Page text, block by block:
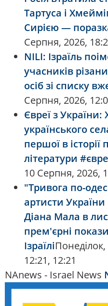
Тартуса і
Сирією —
Серпня, 2026,
NILI: Ізраїль
учасників
осіб зі списку
Серпня, 2026,
Євреї з України:
українського
першої в історії
літератури
10 Серпня, 2026,
"Тривога по-
артисти України
Діана Мала в
прем'єрні
Ізраїлі
12:21, 12:21
NAnews - Israel News